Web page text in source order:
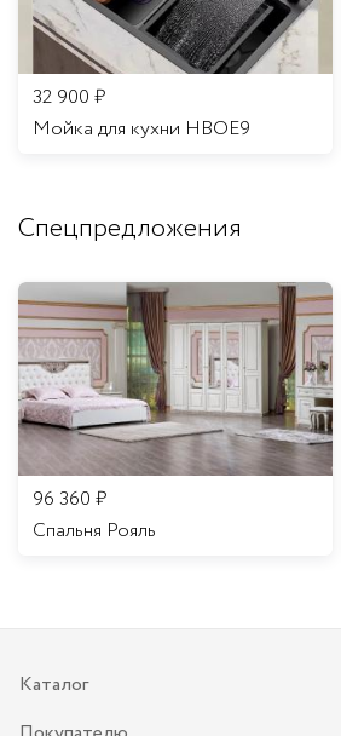
32 900 ₽
Мойка для кухни HBOE9
Спецпредложения
96 360 ₽
Спальня Рояль
Каталог